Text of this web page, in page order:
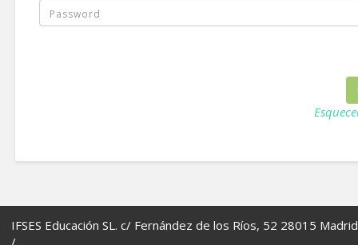
IFSES Educación SL. c/ Fernández de los Ríos, 52 28015